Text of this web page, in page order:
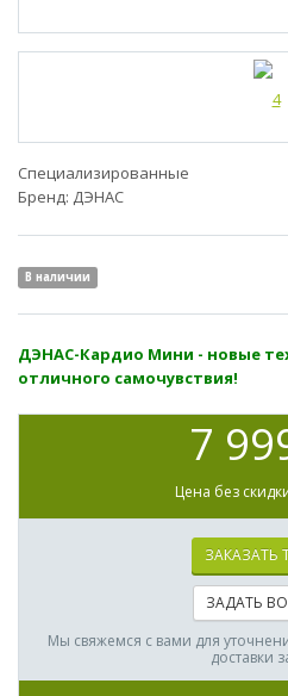
Специализированные
Бренд: ДЭНАС
В наличии
ДЭНАС-Кардио Мини - новые
отличного самочувствия!
7
Цена без
ЗАКАЗАТЬ
ЗАДАТЬ
Мы свяжемся с вами для
доставки